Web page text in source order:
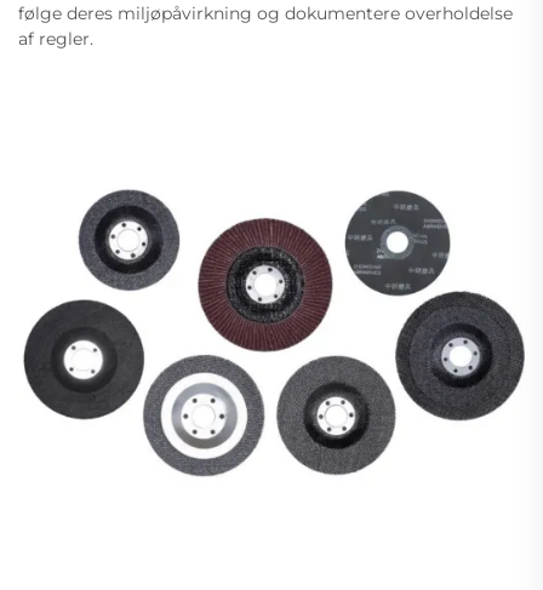
følge deres miljøpåvirkning og dokumentere overholdelse
af regler.